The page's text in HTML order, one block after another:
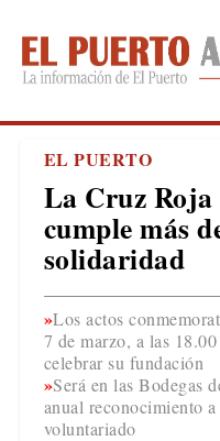
EL PUERTO
La Cruz
cumple más
solidaridad
Los actos
7 de marzo, a las
celebrar su fundación
Será en las Bodegas
anual reconocimiento
voluntariado